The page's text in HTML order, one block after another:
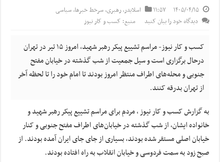
۱۴۰۵/۰۴/۱۵ ۱۱:۵۷ اسلایدر,رهبری,سرخط خبرها,سیاسی
دیدگاه خود را بیان کنید
منبع: کسب و کار نیوز
کسب و کار نیوز- مراسم تشییع پیکر رهبر شهید، امروز ۱۵ تیر در تهران
درحال برگزاری است و سیل جمعیت از شب گذشته در خیابان مفتح
جنوبی و محله‌های اطراف منتظر امروز بودند تا امام خود را تا لحظه آخر
از تهران بدرقه کنند.
به گزارش کسب و کار نیوز ، مردم برای مراسم تشییع پیکر رهبر شهید و
خانواده ایشان، از شب گذشته در خیابان‌های اطراف مفتح جنوبی و کنار
خیابان اصلی مستقر شده بودند، بسیاری از جای جای ایران آمده بودند. از
صبح زود به سمت فردوسی و خیابان انقلاب به راه افتاده بودند.